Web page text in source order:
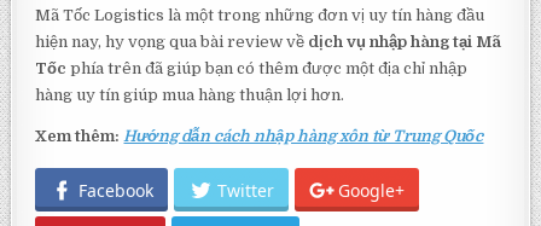
Mã Tốc Logistics là một trong những đơn vị uy tín hàng đầu
hiện nay, hy vọng qua bài review về dịch vụ nhập hàng tại Mã
Tốcphía trên đã giúp bạn có thêm được một địa chỉ nhập
hàng uy tín giúp mua hàng thuận lợi hơn.
Xem thêm:Hướng dẫn cách nhập hàng xôn từ Trung Quốc
Facebook Twitter Google+